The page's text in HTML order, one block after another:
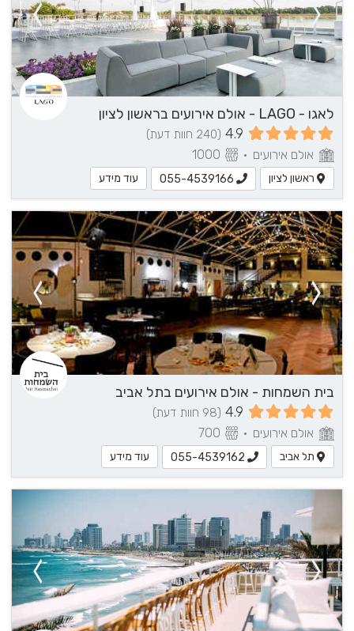
לאגו - LAGO - אולם אירועים בראשון לציון
4.9 (240 חוות דעת)
אולם אירועים •
ראשון לציון 055-4539166 עוד מידע
בית השמחות - אולם אירועים בתל אביב
4.9 (98 חוות דעת)
אולם אירועים •
תל אביב 055-4539162 עוד מידע